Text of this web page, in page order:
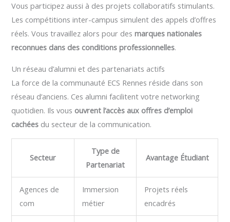
Vous participez aussi à des projets collaboratifs stimulants.
Les compétitions inter-campus simulent des appels d’offres
réels. Vous travaillez alors pour desmarques nationales
reconnues dans des conditions professionnelles.
Un réseau d’alumni et des partenariats actifs
La force de la communauté ECS Rennes réside dans son
réseau d’anciens. Ces alumni facilitent votre networking
quotidien. Ils vous ouvrent l’accès aux offres d’emploi
cachées du secteur de la communication.
Secteur
Type de
Partenariat
Avantage Étudiant
Agences de
com
Immersion
métier
Projets réels
encadrés